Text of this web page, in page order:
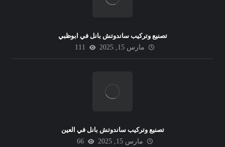
تصنيع وتركيب ساندوتش بانل في ابوظبي
مارس 15, 2025
111
تصنيع وتركيب ساندوتش بانل في العين
مارس 15, 2025
66